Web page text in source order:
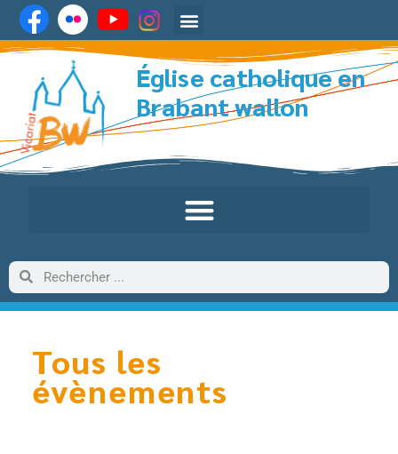
Église catholique en
Brabant wallon
Tous les
évènements